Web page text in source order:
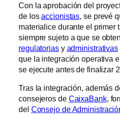
Con la aprobación del
de losaccionistas, se prevé
materialice durante el primer
siempre sujeto a que se
regulatoriasy administrativas
que la integración operativa
se ejecute antes de finalizar
Tras la integración, además
consejeros de CaixaBank,
del Consejo de